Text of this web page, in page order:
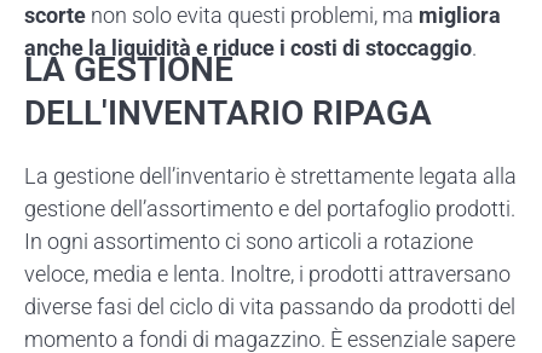
scorte non solo evita questi problemi, ma migliora
anche la liquidità e riduce i costi di stoccaggio.
LA GESTIONE
DELL'INVENTARIO RIPAGA
La gestione dell’inventario è strettamente legata alla
gestione dell’assortimento e del portafoglio prodotti.
In ogni assortimento ci sono articoli a rotazione
veloce, media e lenta. Inoltre, i prodotti attraversano
diverse fasi del ciclo di vita passando da prodotti del
momento a fondi di magazzino. È essenziale sapere